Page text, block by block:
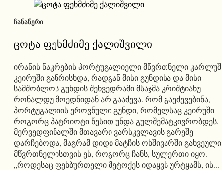
ᲩᲐᲜᲐᲬᲔᲠᲘ
ცოტა ფეხმძიმე ქალიშვილი
ირანის ნაკრების პორტუგალიელი მწვრთნელი კარლუშ
კეირუში განრისხდა, რადგან მისი გუნდისა და მისი
სამშობლოს გუნდის შეხვედრაში მსაჯმა კრიშტიანუ
რონალდუ მოედნიდან არ გააძევა. რომ გაეძევებინა,
პორტუგალიის ეროვნული გუნდი, რომელსაც კეირუში
როგორც პატრიოტი წესით უნდა გულშემატკივრობდეს,
მერვედფინალში მთავარი ვარსკვლავის გარეშე
დარჩებოდა, მაგრამ დიდი მატჩის ოხშივარში გახვეული
მწვრთნელისთვის ეს, როგორც ჩანს, სულერთი იყო.
„როდესაც ფეხბურთელი მეტოქეს იდაყვს ურტყამს, ის...